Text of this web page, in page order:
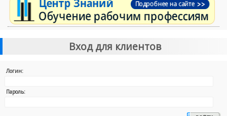
Вход для клиентов
Логин:
Пароль: